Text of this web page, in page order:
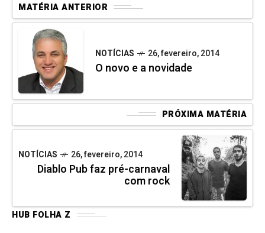
MATÉRIA ANTERIOR
NOTÍCIAS 26, fevereiro, 2014
O novo e a novidade
PRÓXIMA MATÉRIA
NOTÍCIAS 26, fevereiro, 2014
Diablo Pub faz pré-carnaval
com rock
HUB FOLHA Z